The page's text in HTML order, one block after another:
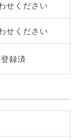
せください
せください
録済